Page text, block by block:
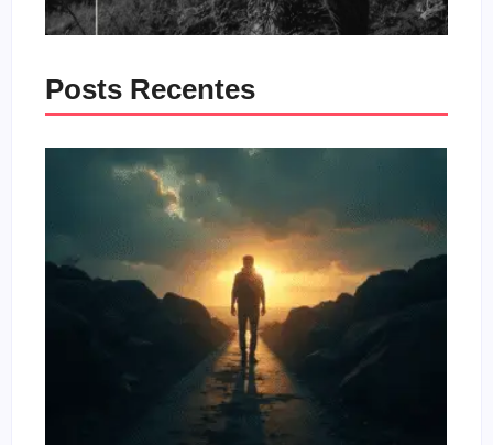
Posts Recentes